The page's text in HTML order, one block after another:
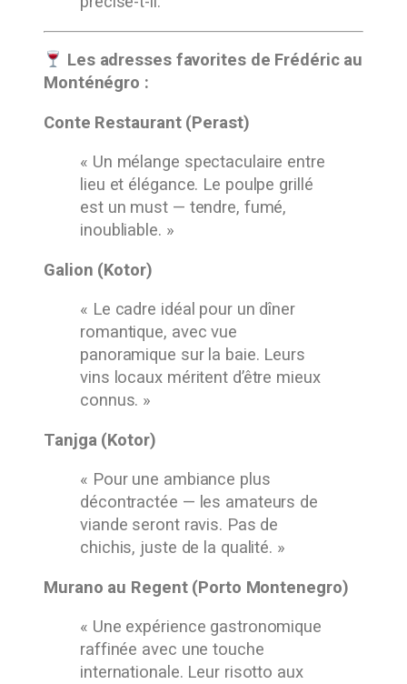
Les adresses favorites de Frédéric au
Monténégro :
Conte Restaurant (Perast)
« Un mélange spectaculaire entre
lieu et élégance. Le poulpe grillé
est un must — tendre, fumé,
inoubliable. »
Galion (Kotor)
« Le cadre idéal pour un dîner
romantique, avec vue
panoramique sur la baie. Leurs
vins locaux méritent d’être mieux
connus. »
Tanjga (Kotor)
« Pour une ambiance plus
décontractée — les amateurs de
viande seront ravis. Pas de
chichis, juste de la qualité. »
Murano au Regent (Porto Montenegro)
« Une expérience gastronomique
raffinée avec une touche
internationale. Leur risotto aux